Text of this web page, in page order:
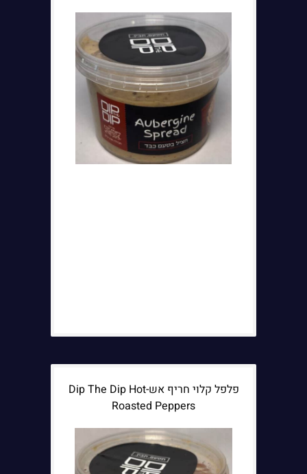
פלפל קלוי חריף אש-Dip The Dip Hot
Roasted Peppers